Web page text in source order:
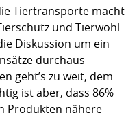
Tiertransporte macht
und Tierwohl
Diskussion um ein
durchaus
geht’s zu weit, dem
ist aber, dass 86%
Produkten nähere